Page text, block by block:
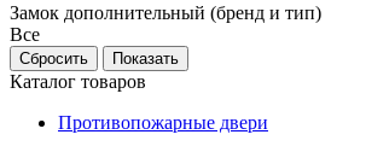
Замок дополнительный (бренд и тип)
Все
Каталог товаров
Противопожарные двери